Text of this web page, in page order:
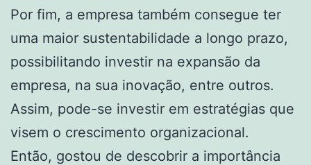
Por fim, a empresa também consegue ter
uma maior sustentabilidade a longo prazo,
possibilitando investir na expansão da
empresa, na sua inovação, entre outros.
Assim, pode-se investir em estratégias que
visem o crescimento organizacional.
Então, gostou de descobrir a importância